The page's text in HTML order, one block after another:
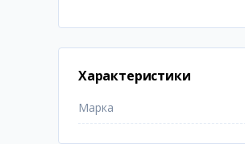
Характеристики
Марка